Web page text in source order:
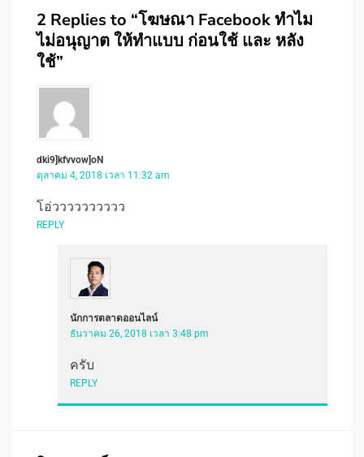
2 Replies to “โฆษณา Facebook ทำไม
ไม่อนุญาต ให้ทำแบบ ก่อนใช้ และ หลัง
ใช้”
dki9]kfvvow]oN
ตุลาคม 4, 2018 เวลา 11:32 am
โอ่วววววววววว
REPLY
นักการตลาดออนไลน์
ธันวาคม 26, 2018 เวลา 3:48 pm
ครับ
REPLY